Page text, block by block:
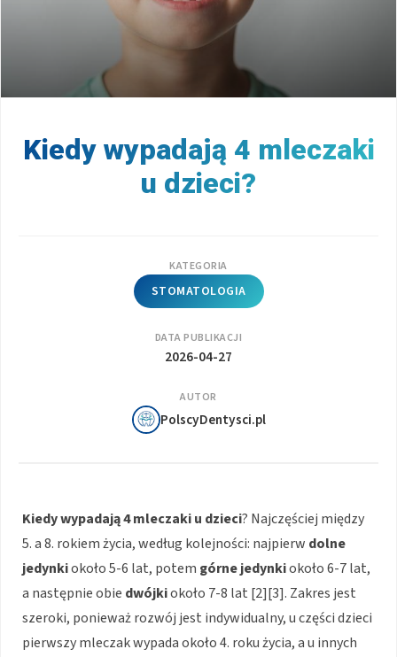
Kiedy wypadają 4 mleczaki
u dzieci?
KATEGORIA
STOMATOLOGIA
DATA PUBLIKACJI
2026-04-27
AUTOR
PolscyDentysci.pl
Kiedy wypadają 4 mleczaki u dzieci? Najczęściej między
5. a 8. rokiem życia, według kolejności: najpierw dolne
jedynkiokoło 5-6 lat, potem górne jedynkiokoło 6-7 lat,
a następnie obie dwójkiokoło 7-8 lat [2][3]. Zakres jest
szeroki, ponieważ rozwój jest indywidualny, u części dzieci
pierwszy mleczak wypada około 4. roku życia, a u innych